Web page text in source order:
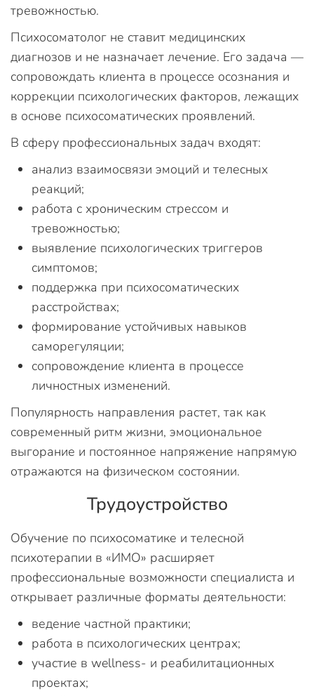
тревожностью.
Психосоматолог не ставит медицинских
диагнозов и не назначает лечение. Его задача —
сопровождать клиента в процессе осознания и
коррекции психологических факторов, лежащих
в основе психосоматических проявлений.
В сферу профессиональных задач входят:
анализ взаимосвязи эмоций и телесных
реакций;
работа с хроническим стрессом и
тревожностью;
выявление психологических триггеров
симптомов;
поддержка при психосоматических
расстройствах;
формирование устойчивых навыков
саморегуляции;
сопровождение клиента в процессе
личностных изменений.
Популярность направления растет, так как
современный ритм жизни, эмоциональное
выгорание и постоянное напряжение напрямую
отражаются на физическом состоянии.
Трудоустройство
Обучение по психосоматике и телесной
психотерапии в «ИМО» расширяет
профессиональные возможности специалиста и
открывает различные форматы деятельности:
ведение частной практики;
работа в психологических центрах;
участие в wellness- и реабилитационных
проектах;